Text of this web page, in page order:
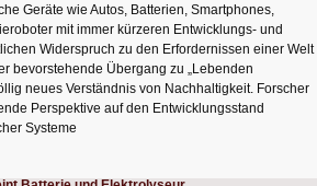
Geräte wie Autos, Batterien, Smartphones,
mit immer kürzeren Entwicklungs- und
Widerspruch zu den Erfordernissen einer Welt
bevorstehende Übergang zu „Lebenden
neues Verständnis von Nachhaltigkeit. Forscher
Perspektive auf den Entwicklungsstand
Systeme